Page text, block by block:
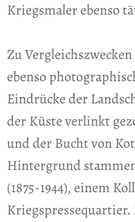
Kriegsmaler ebenso
Zu
ebenso
Eindrücke der
der Küste verlinkt
und der Bucht von
Hintergrund
(1875-1944), einem